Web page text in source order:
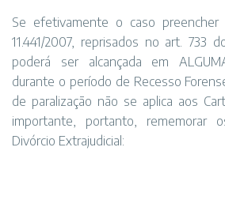
Se efetivamente o caso
11.441/2007, reprisados no art. 733
poderá ser alcançada em
durante o período de Recesso
de paralização não se aplica aos
importante, portanto, rememorar
Divórcio Extrajudicial: